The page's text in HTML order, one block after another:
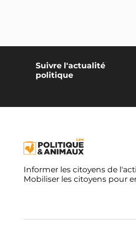
Encadrement
promotionnels sur
Campagne
d'animaux
Moratoire
Suivre l'actualité
politique
Informer les citoyens de
Mobiliser les citoyens pour